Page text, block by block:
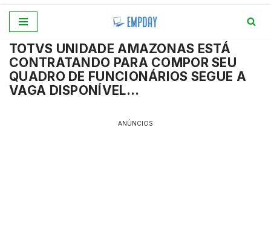
para
o
conteúdo
TOTVS UNIDADE AMAZONAS ESTÁ
CONTRATANDO PARA COMPOR SEU
QUADRO DE FUNCIONÁRIOS SEGUE A
VAGA DISPONÍVEL…
ANÚNCIOS